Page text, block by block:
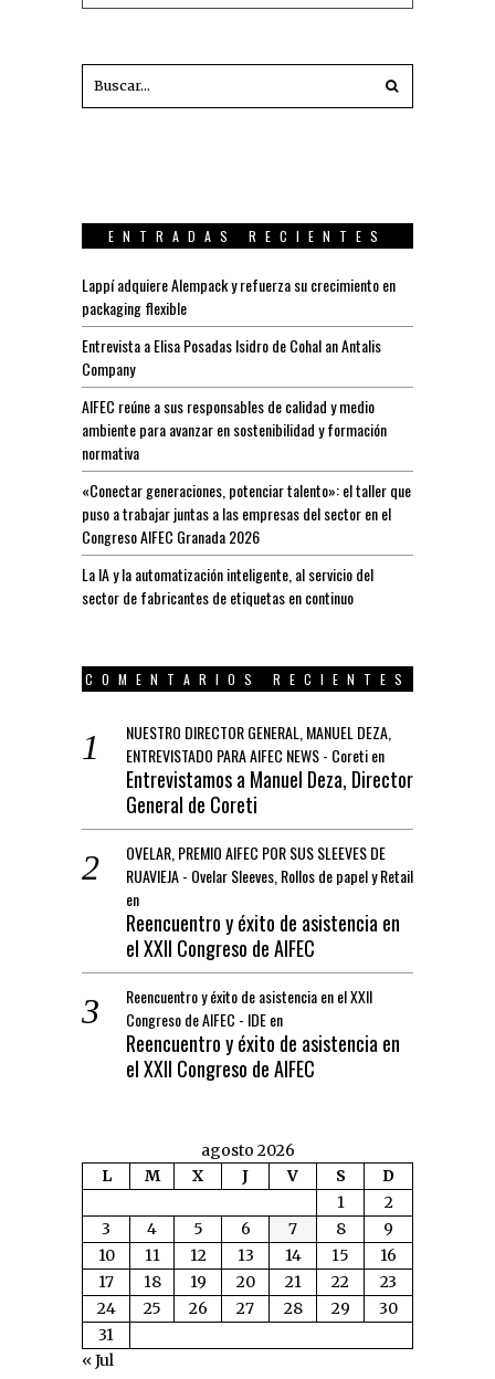
ENTRADAS RECIENTES
Lappí adquiere Alempack y refuerza su crecimiento en
packaging flexible
Entrevista a Elisa Posadas Isidro de Cohal an Antalis
Company
AIFEC reúne a sus responsables de calidad y medio
ambiente para avanzar en sostenibilidad y formación
normativa
«Conectar generaciones, potenciar talento»: el taller que
puso a trabajar juntas a las empresas del sector en el
Congreso AIFEC Granada 2026
La IA y la automatización inteligente, al servicio del
sector de fabricantes de etiquetas en continuo
COMENTARIOS RECIENTES
NUESTRO DIRECTOR GENERAL, MANUEL DEZA,
ENTREVISTADO PARA AIFEC NEWS - Coretien
Entrevistamos a Manuel Deza, Director
General de Coreti
OVELAR, PREMIO AIFEC POR SUS SLEEVES DE
RUAVIEJA - Ovelar Sleeves, Rollos de papel y Retail
en
Reencuentro y éxito de asistencia en
el XXII Congreso de AIFEC
Reencuentro y éxito de asistencia en el XXII
Congreso de AIFEC - IDEen
Reencuentro y éxito de asistencia en
el XXII Congreso de AIFEC
agosto 2026
L
M X J V S
D
1
2
3
4 5 6 7 8
9
10
11 12 13 14 15
16
17
18 19 20 21 22
23
24
25 26 27 28 29
30
31
« Jul